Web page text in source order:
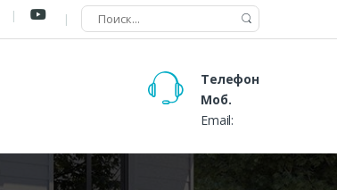
Телефон
Моб.
Email: